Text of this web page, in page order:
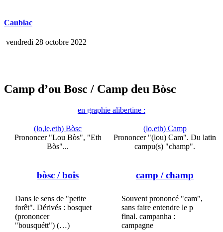
Caubiac
vendredi 28 octobre 2022
Camp d’ou Bosc / Camp deu Bòsc
en graphie alibertine :
(lo,le,eth) Bòsc
Prononcer "Lou Bòs", "Eth
Bòs"...
bòsc / bois
Dans le sens de "petite
forêt". Dérivés : bosquet
(prononcer
"bousquétt") (…)
(lo,eth) Camp
Prononcer "(lou) Cam". Du latin
campu(s) "champ".
camp / champ
Souvent prononcé "cam",
sans faire entendre le p
final. campanha :
campagne